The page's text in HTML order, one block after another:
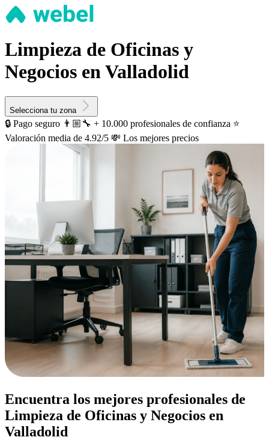
Limpieza de Oficinas y
Negocios en Valladolid
Selecciona tu zona
🔒 Pago seguro 👨🏼‍🔧 + 10.000 profesionales de confianza ⭐️
Valoración media de 4.92/5 💸 Los mejores precios
Encuentra los mejores profesionales de
Limpieza de Oficinas y Negocios en
Valladolid